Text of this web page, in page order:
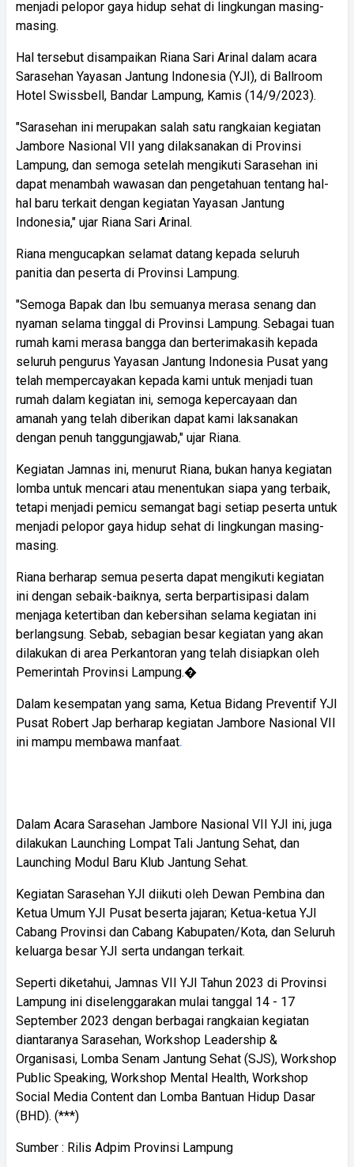
menjadi pelopor gaya hidup sehat di lingkungan masing-
masing.
Hal tersebut disampaikan Riana Sari Arinal dalam acara
Sarasehan Yayasan Jantung Indonesia (YJI), di Ballroom
Hotel Swissbell, Bandar Lampung, Kamis (14/9/2023).
"Sarasehan ini merupakan salah satu rangkaian kegiatan
Jambore Nasional VII yang dilaksanakan di Provinsi
Lampung, dan semoga setelah mengikuti Sarasehan ini
dapat menambah wawasan dan pengetahuan tentang hal-
hal baru terkait dengan kegiatan Yayasan Jantung
Indonesia," ujar Riana Sari Arinal.
Riana mengucapkan selamat datang kepada seluruh
panitia dan peserta di Provinsi Lampung.
"Semoga Bapak dan Ibu semuanya merasa senang dan
nyaman selama tinggal di Provinsi Lampung. Sebagai tuan
rumah kami merasa bangga dan berterimakasih kepada
seluruh pengurus Yayasan Jantung Indonesia Pusat yang
telah mempercayakan kepada kami untuk menjadi tuan
rumah dalam kegiatan ini, semoga kepercayaan dan
amanah yang telah diberikan dapat kami laksanakan
dengan penuh tanggungjawab," ujar Riana.
Kegiatan Jamnas ini, menurut Riana, bukan hanya kegiatan
lomba untuk mencari atau menentukan siapa yang terbaik,
tetapi menjadi pemicu semangat bagi setiap peserta untuk
menjadi pelopor gaya hidup sehat di lingkungan masing-
masing.
Riana berharap semua peserta dapat mengikuti kegiatan
ini dengan sebaik-baiknya, serta berpartisipasi dalam
menjaga ketertiban dan kebersihan selama kegiatan ini
berlangsung. Sebab, sebagian besar kegiatan yang akan
dilakukan di area Perkantoran yang telah disiapkan oleh
Pemerintah Provinsi Lampung.�
Dalam kesempatan yang sama, Ketua Bidang Preventif YJI
Pusat Robert Jap berharap kegiatan Jambore Nasional VII
ini mampu membawa manfaat.
Dalam Acara Sarasehan Jambore Nasional VII YJI ini, juga
dilakukan Launching Lompat Tali Jantung Sehat, dan
Launching Modul Baru Klub Jantung Sehat.
Kegiatan Sarasehan YJI diikuti oleh Dewan Pembina dan
Ketua Umum YJI Pusat beserta jajaran; Ketua-ketua YJI
Cabang Provinsi dan Cabang Kabupaten/Kota, dan Seluruh
keluarga besar YJI serta undangan terkait.
Seperti diketahui, Jamnas VII YJI Tahun 2023 di Provinsi
Lampung ini diselenggarakan mulai tanggal 14 - 17
September 2023 dengan berbagai rangkaian kegiatan
diantaranya Sarasehan, Workshop Leadership &
Organisasi, Lomba Senam Jantung Sehat (SJS), Workshop
Public Speaking, Workshop Mental Health, Workshop
Social Media Content dan Lomba Bantuan Hidup Dasar
(BHD). (***)
Sumber : Rilis Adpim Provinsi Lampung